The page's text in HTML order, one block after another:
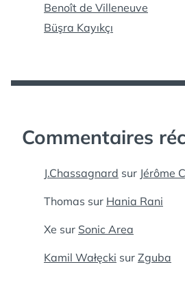
Benoît de Villeneuve
Büşra Kayıkçı
Commentaires
J.Chassagnard sur Jérôme
Thomas sur Hania Rani
Xe sur Sonic Area
Kamil Wałęcki sur Zguba